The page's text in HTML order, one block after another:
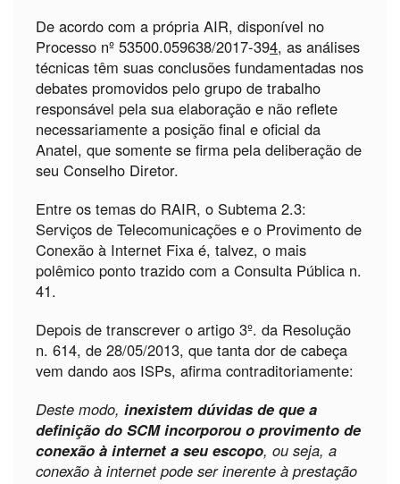
De acordo com a própria AIR, disponível no
Processo nº 53500.059638/2017-394, as análises
técnicas têm suas conclusões fundamentadas nos
debates promovidos pelo grupo de trabalho
responsável pela sua elaboração e não reflete
necessariamente a posição final e oficial da
Anatel, que somente se firma pela deliberação de
seu Conselho Diretor.
Entre os temas do RAIR, o Subtema 2.3:
Serviços de Telecomunicações e o Provimento de
Conexão à Internet Fixa é, talvez, o mais
polêmico ponto trazido com a Consulta Pública n.
41.
Depois de transcrever o artigo 3º. da Resolução
n. 614, de 28/05/2013, que tanta dor de cabeça
vem dando aos ISPs, afirma contraditoriamente:
Deste modo, inexistem dúvidas de que a
definição do SCM incorporou o provimento de
conexão à internet a seu escopo, ou seja, a
conexão à internet pode ser inerente à prestação